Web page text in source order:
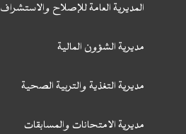
المديرية العامة للإصلاح والاستشراف
مديرية الشؤون المالية
مديرية التغذية والتربية الصحية
مديرية الامتحانات والمسابقات